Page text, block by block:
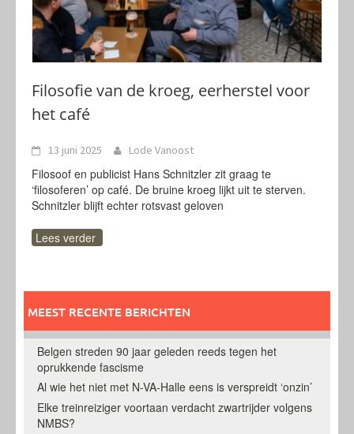
Filosofie van de kroeg, eerherstel voor
het café
13 juni 2025 Lode Vanoost
Filosoof en publicist Hans Schnitzler zit graag te
‘filosoferen’ op café. De bruine kroeg lijkt uit te sterven.
Schnitzler blijft echter rotsvast geloven
Lees verder
MEEST RECENTE BERICHTEN
Belgen streden 90 jaar geleden reeds tegen het
oprukkende fascisme
Al wie het niet met N-VA-Halle eens is verspreidt ‘onzin’
Elke treinreiziger voortaan verdacht zwartrijder volgens
NMBS?